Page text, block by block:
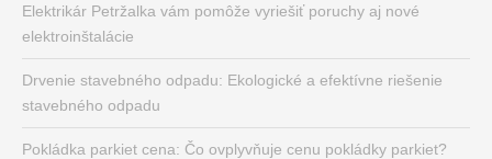
Elektrikár Petržalka vám pomôže vyriešiť poruchy aj nové
elektroinštalácie
Drvenie stavebného odpadu: Ekologické a efektívne riešenie
stavebného odpadu
Pokládka parkiet cena: Čo ovplyvňuje cenu pokládky parkiet?